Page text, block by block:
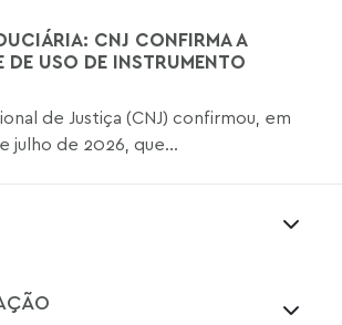
CNJ CONFIRMA A
DE USO DE INSTRUMENTO
de Justiça (CNJ) confirmou, em
julho de 2026, que...